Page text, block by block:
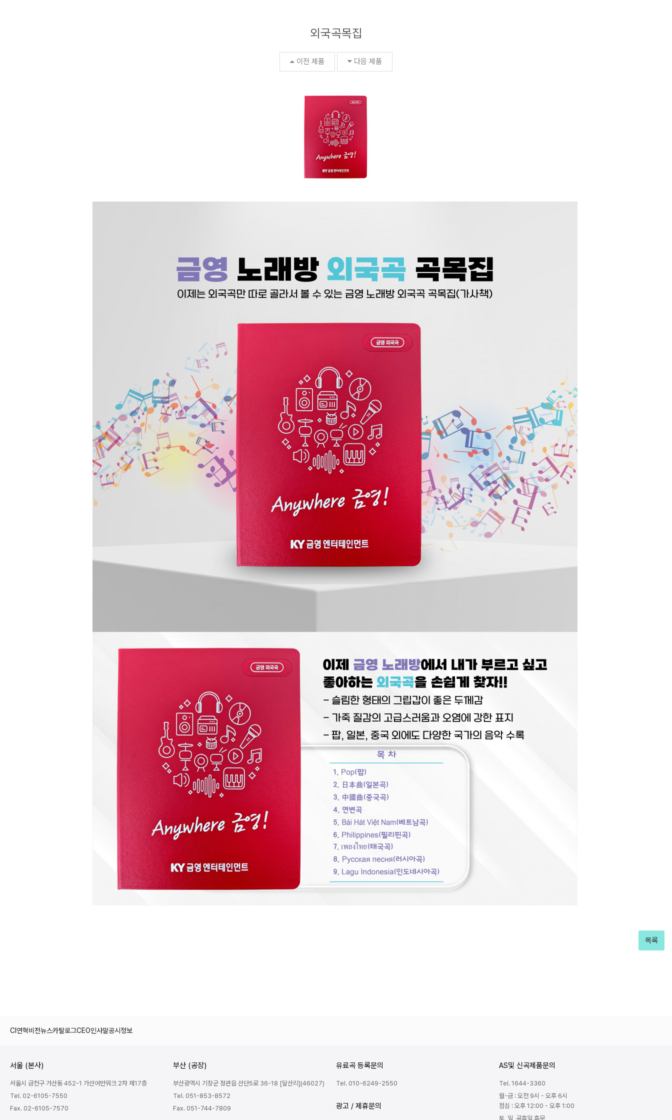
외국곡목집
이전 제품 다음 제품
목록
CI연혁비전뉴스카탈로그CEO인사말공시정보
서울 (본사)
서울시 금천구 가산동 452-1 가산어반워크 2차 제17층
Tel. 02-6105-7550
Fax. 02-6105-7570
부산 (공장)
부산광역시 기장군 정관읍 산단5로 36-18 [달산리](46027)
Tel. 051-853-8572
Fax. 051-744-7809
유료곡 등록문의
Tel. 010-6249-2550
광고 / 제휴문의
AS및 신곡제품문의
Tel. 1644-3360
월-금 : 오전 9시 - 오후 6시
점심 : 오후 12:00 - 오후 1:00
토, 일, 공휴일 휴무